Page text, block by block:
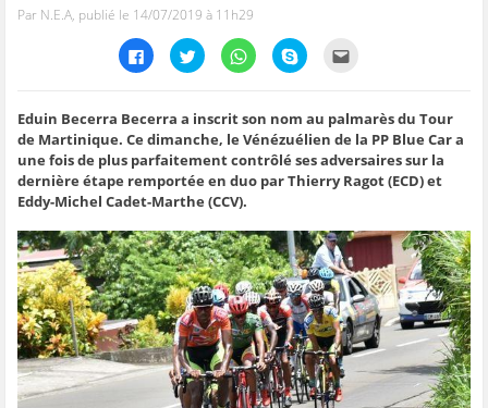
Par N.E.A, publié le 14/07/2019 à 11h29
C
l
e
z
p
o
u
r
p
a
t
a
g
e
r
s
u
r
F
a
c
e
C
l
e
z
p
o
u
r
p
a
t
a
g
e
r
s
u
r
T
w
i
t
C
l
e
z
p
o
u
r
t
a
g
e
r
s
u
r
W
h
a
t
s
C
l
e
z
p
o
u
r
t
a
g
e
r
s
u
r
S
k
y
p
e
e
z
p
o
u
r
o
y
e
r
p
a
r
e
-
m
Eduin Becerra Becerra a inscrit son nom au palmarès du Tour
de Martinique. Ce dimanche, le Vénézuélien de la PP Blue Car a
une fois de plus parfaitement contrôlé ses adversaires sur la
dernière étape remportée en duo par Thierry Ragot (ECD) et
Eddy-Michel Cadet-Marthe (CCV).